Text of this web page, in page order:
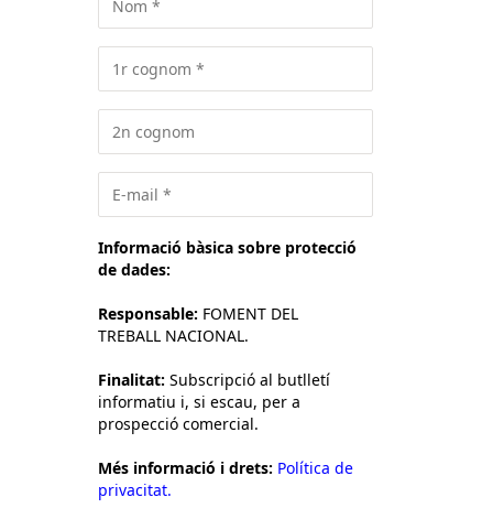
Informació bàsica sobre protecció
de dades:
Responsable: FOMENT DEL
TREBALL NACIONAL.
Finalitat: Subscripció al butlletí
informatiu i, si escau, per a
prospecció comercial.
Més informació i drets: Política de
privacitat.